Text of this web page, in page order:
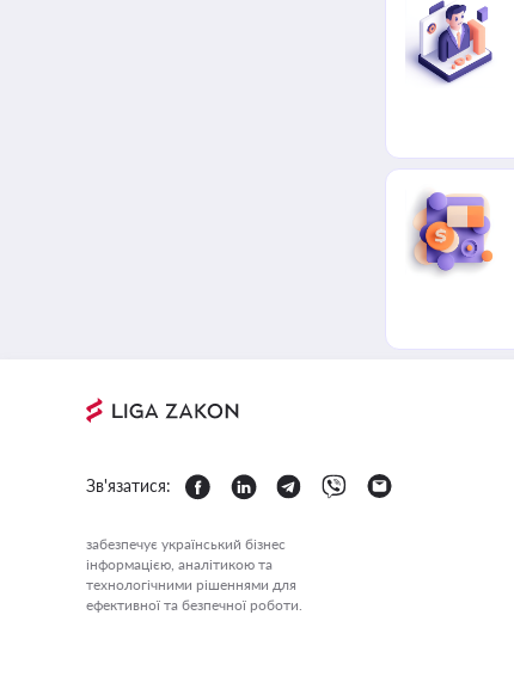
Зв'язатися:
забезпечує український бізнес
інформацією, аналітикою та
технологічними рішеннями для
ефективної та безпечної роботи.